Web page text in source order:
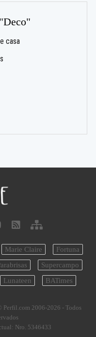
casa
Marie Claire
Fortuna
Supercampo
Lunateen BATimes
Perfil.com 2006-2026 - Todos
Nro. 5346433